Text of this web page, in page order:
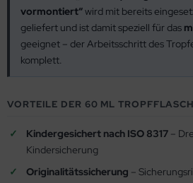
vormontiert“wird mit bereits
geliefert und ist damit speziell für das
geeignet – der Arbeitsschritt des
komplett.
VORTEILE DER 60 ML
Kindergesichert nach ISO 8317–
Kindersicherung
Originalitätssicherung –